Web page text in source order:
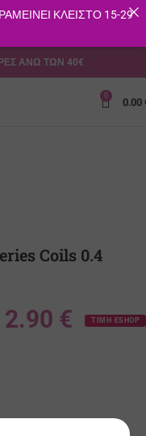
ΑΝΩ ΤΩΝ 40€
0 0.00
Coils 0.4
2.90 € ΤΙΜΗ ESHOP
ΚΛΕΙΣΤΟ 15-29